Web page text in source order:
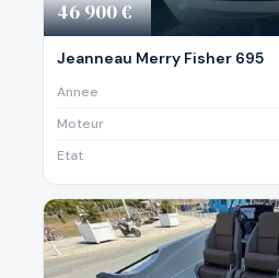
46 900 €
Jeanneau Merry Fisher 695
Annee
Moteur
Etat